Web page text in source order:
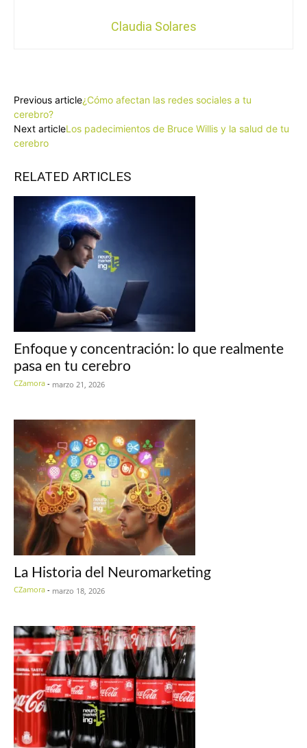
Claudia Solares
Previous article¿Cómo afectan las redes sociales a tu
cerebro?
Next articleLos padecimientos de Bruce Willis y la salud de tu
cerebro
RELATED ARTICLES
Enfoque y concentración: lo que realmente
pasa en tu cerebro
CZamora - marzo 21, 2026
La Historia del Neuromarketing
CZamora - marzo 18, 2026